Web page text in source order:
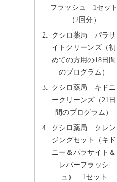
フラッシュ 1セット
（2回分）
クシロ薬局 パラサ
イトクリーンズ（初
めての方用の18日間
のプログラム）
クシロ薬局 キドニ
ークリーンズ（21日
間のプログラム）
クシロ薬局 クレン
ジングセット（キド
ニー＆パラサイト＆
レバーフラッシ
ュ） 1セット